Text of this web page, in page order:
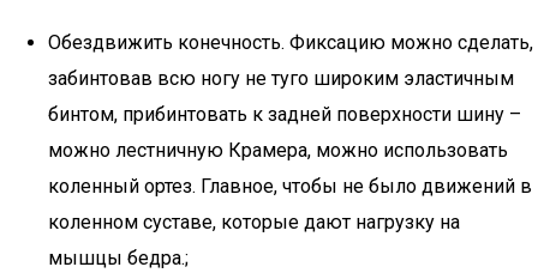
Обездвижить конечность. Фиксацию можно сделать,
забинтовав всю ногу не туго широким эластичным
бинтом, прибинтовать к задней поверхности шину –
можно лестничную Крамера, можно использовать
коленный ортез. Главное, чтобы не было движений в
коленном суставе, которые дают нагрузку на
мышцы бедра.;